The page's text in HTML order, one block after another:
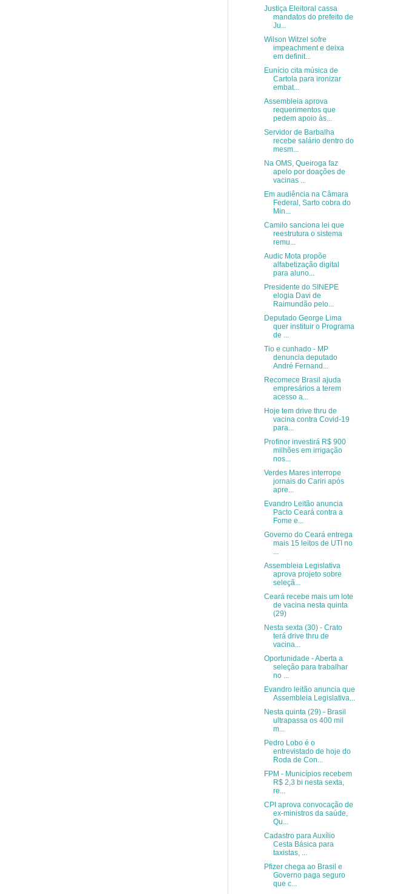
Justiça Eleitoral cassa
mandatos do prefeito de
Ju...
Wilson Witzel sofre
impeachment e deixa
em definit...
Eunício cita música de
Cartola para ironizar
embat...
Assembleia aprova
requerimentos que
pedem apoio às...
Servidor de Barbalha
recebe salário dentro do
mesm...
Na OMS, Queiroga faz
apelo por doações de
vacinas ...
Em audiência na Câmara
Federal, Sarto cobra do
Min...
Camilo sanciona lei que
reestrutura o sistema
remu...
Audic Mota propõe
alfabetização digital
para aluno...
Presidente do SINEPE
elogia Davi de
Raimundão pelo...
Deputado George Lima
quer instituir o Programa
de ...
Tio e cunhado - MP
denuncia deputado
André Fernand...
Recomece Brasil ajuda
empresários a terem
acesso a...
Hoje tem drive thru de
vacina contra Covid-19
para...
Profinor investirá R$ 900
milhões em irrigação
nos...
Verdes Mares interrope
jornais do Cariri após
apre...
Evandro Leitão anuncia
Pacto Ceará contra a
Fome e...
Governo do Ceará entrega
mais 15 leitos de UTI no
...
Assembleia Legislativa
aprova projeto sobre
seleçã...
Ceará recebe mais um lote
de vacina nesta quinta
(29)
Nesta sexta (30) - Crato
terá drive thru de
vacina...
Oportunidade - Aberta a
seleção para trabalhar
no ...
Evandro leitão anuncia que
Assembleia Legislativa...
Nesta quinta (29) - Brasil
ultrapassa os 400 mil
m...
Pedro Lobo é o
entrevistado de hoje do
Roda de Con...
FPM - Municípios recebem
R$ 2,3 bi nesta sexta,
re...
CPI aprova convocação de
ex-ministros da saúde,
Qu...
Cadastro para Auxílio
Cesta Básica para
taxistas, ...
Pfizer chega ao Brasil e
Governo paga seguro
que c...